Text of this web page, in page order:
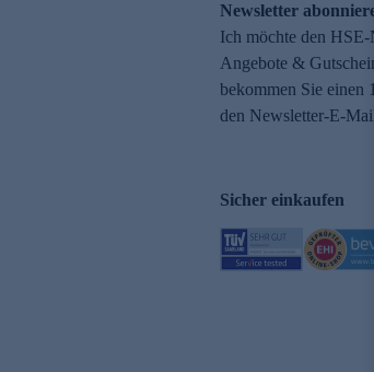
Newsletter
Ich möchte den
Angebote &
bekommen Sie einen
den Newsletter-E-
Sicher einkaufen